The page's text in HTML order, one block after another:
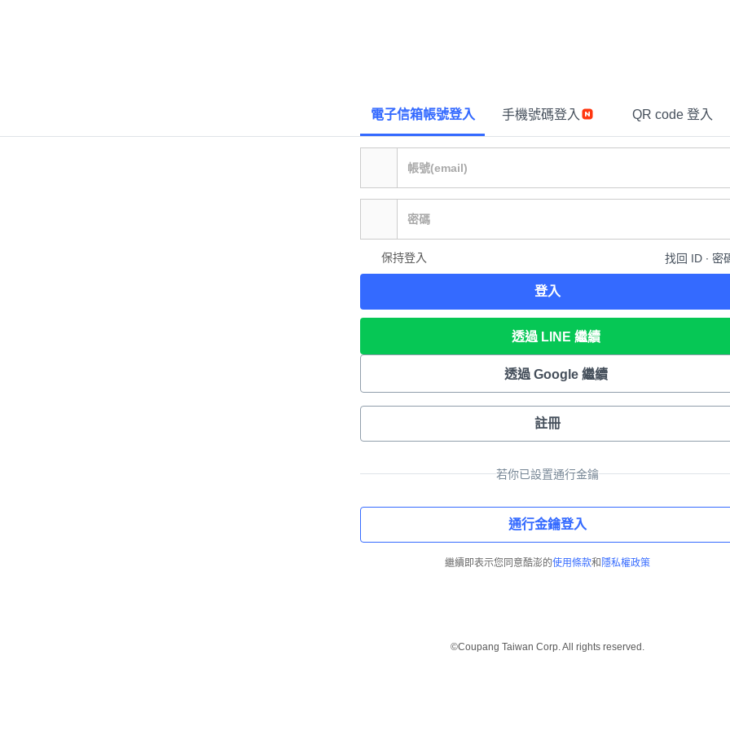
電子信箱帳號登入 手機號碼登入 QR code 登入
保持登入 找回 ID ∙ 密
登入
透過 LINE 繼續
透過 Google 繼續
註冊
若你已設置通行金鑰
通行金鑰登入
繼續即表示您同意酷澎的使用條款和 隱私權政策
©Coupang Taiwan Corp. All rights reserved.